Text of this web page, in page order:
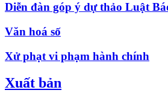
Diễn đàn góp ý dự thảo Luật
Văn hoá số
Xử phạt vi phạm hành chính
Xuất bản